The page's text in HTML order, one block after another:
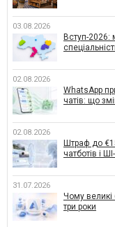
03.08.2026
Вступ-2026:
02.08.2026
WhatsApp
чатів: що
02.08.2026
Штраф до
чатботів і
31.07.2026
Чому великі
три роки